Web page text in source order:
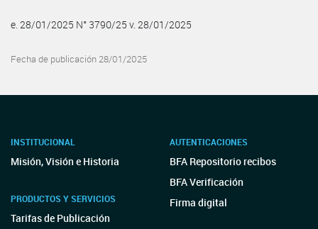
e. 28/01/2025 N° 3790/25 v. 28/01/2025
Fecha de publicación 28/01/2025
INSTITUCIONAL
Misión, Visión e Historia
PRODUCTOS Y SERVICIOS
Tarifas de Publicación
AUTENTICACIONES
BFA Repositorio recibos
BFA Verificación
Firma digital